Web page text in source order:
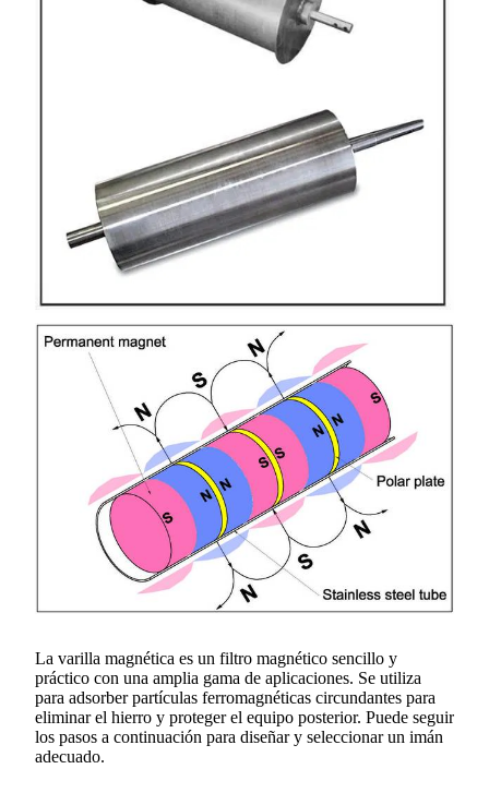
La varilla magnética es un filtro magnético sencillo y
práctico con una amplia gama de aplicaciones. Se utiliza
para adsorber partículas ferromagnéticas circundantes para
eliminar el hierro y proteger el equipo posterior. Puede seguir
los pasos a continuación para diseñar y seleccionar un imán
adecuado.